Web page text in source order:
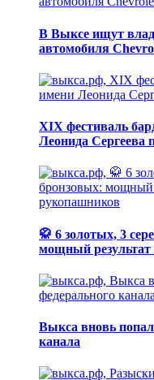
В Выксе ищут
автомобиля
XIX фестиваль
Леонида Сергеева
🥋 6 золотых, 3
мощный
Выкса вновь
канала